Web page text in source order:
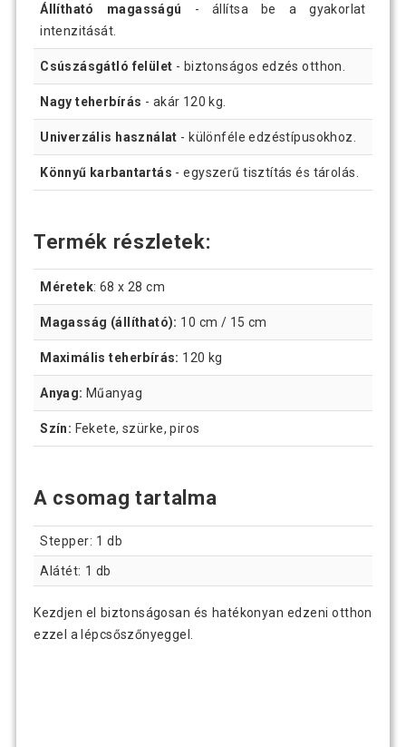
Állítható magasságú
- állítsa be a gyakorlat
intenzitását.
Csúszásgátló felület - biztonságos edzés otthon.
Nagy teherbírás - akár 120 kg.
Univerzális használat - különféle edzéstípusokhoz.
Könnyű karbantartás - egyszerű tisztítás és tárolás.
Termék részletek:
Méretek: 68 x 28 cm
Magasság (állítható): 10 cm / 15 cm
Maximális teherbírás: 120 kg
Anyag: Műanyag
Szín: Fekete, szürke, piros
A csomag tartalma
Stepper: 1 db
Alátét: 1 db
Kezdjen el biztonságosan és hatékonyan edzeni otthon
ezzel a lépcsőszőnyeggel.